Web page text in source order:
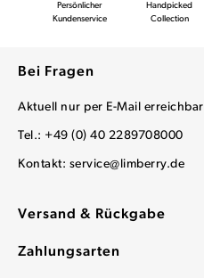
Versand & Rückgabe
Zahlungsarten
Persönlicher
Kundenservice
Handpicked
Collection
Bei Fragen
Aktuell nur per E-Mail erreichbar
Tel.: +49 (0) 40 2289708000
Kontakt: service@limberry.de